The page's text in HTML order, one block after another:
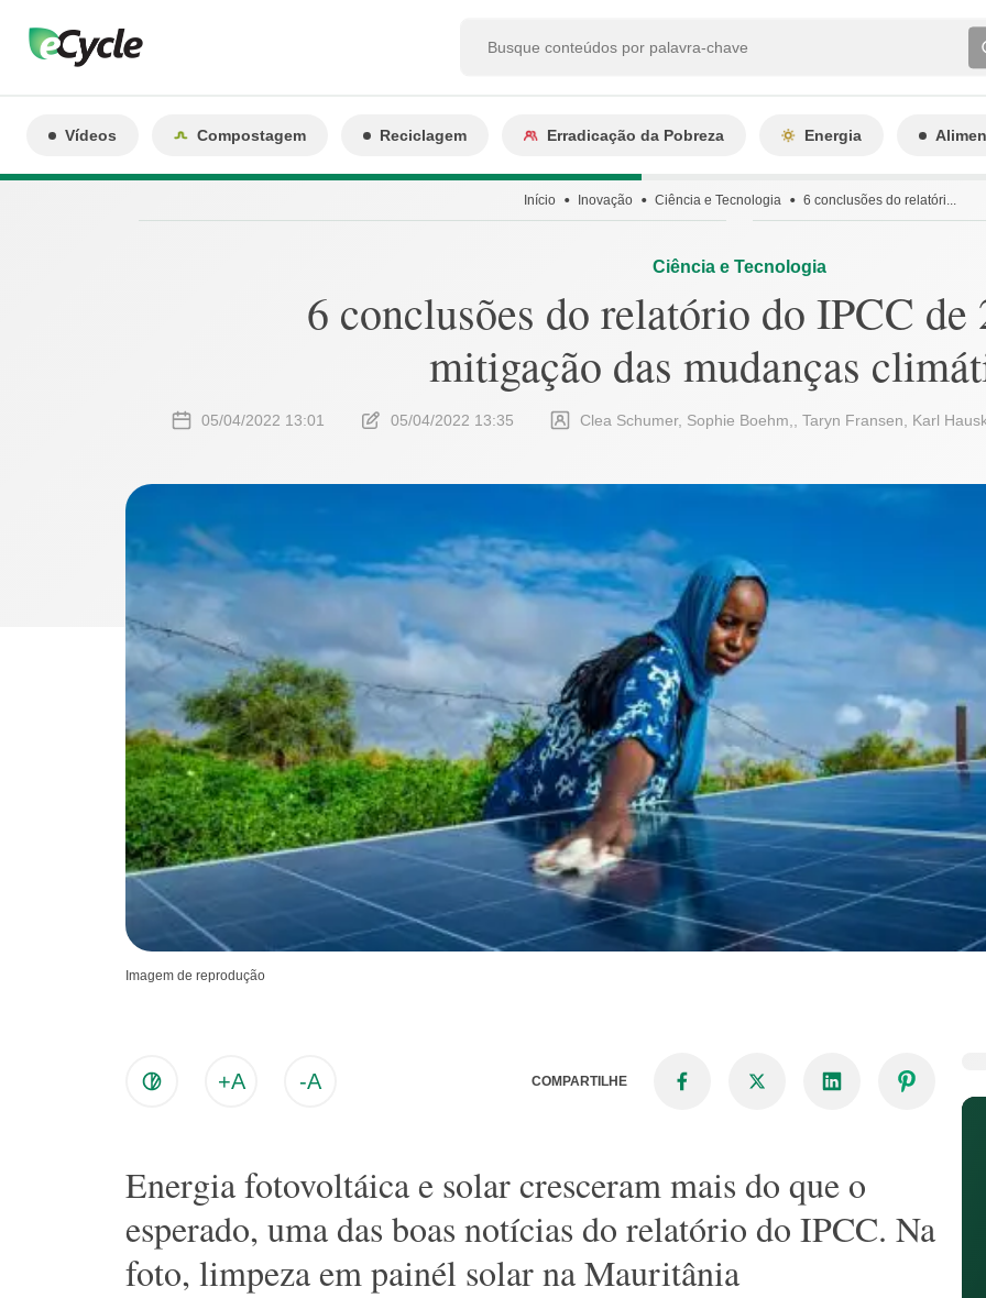
Vídeos Compostagem Reciclagem Erradicação da Pobreza Energia
Início Inovação Ciência e Tecnologia 6 conclusões do relatóri...
Ciência e Tecnologia
6 conclusões do relatório do IPCC de
mitigação das mudanças
05/04/2022 13:01 05/04/2022 13:35 Clea Schumer, Sophie Boehm,, Taryn Fransen, Karl
Imagem de reprodução
+A -A COMPARTILHE
Energia fotovoltáica e solar cresceram mais do que o
esperado, uma das boas notícias do relatório do IPCC. Na
foto, limpeza em painél solar na Mauritânia